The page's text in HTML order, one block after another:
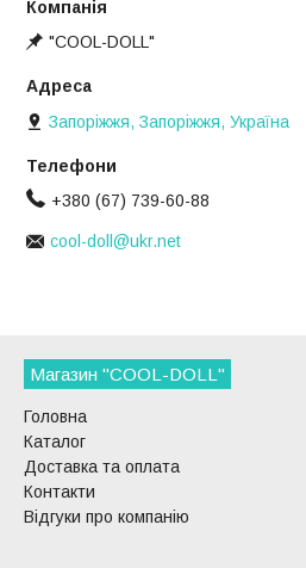
"COOL-DOLL"
Запоріжжя, Запоріжжя, Україна
+380 (67) 739-60-88
cool-doll@ukr.net
Магазин "COOL-DOLL"
Головна
Каталог
Доставка та оплата
Контакти
Відгуки про компанію